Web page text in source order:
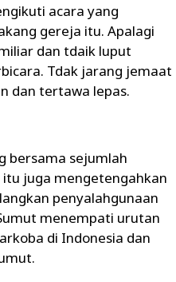
acara yang
gereja itu. Apalagi
dan tdaik luput
Tdak jarang jemaat
dan tertawa lepas.
bersama sejumlah
juga mengetengahkan
penyalahgunaan
menempati urutan
di Indonesia dan